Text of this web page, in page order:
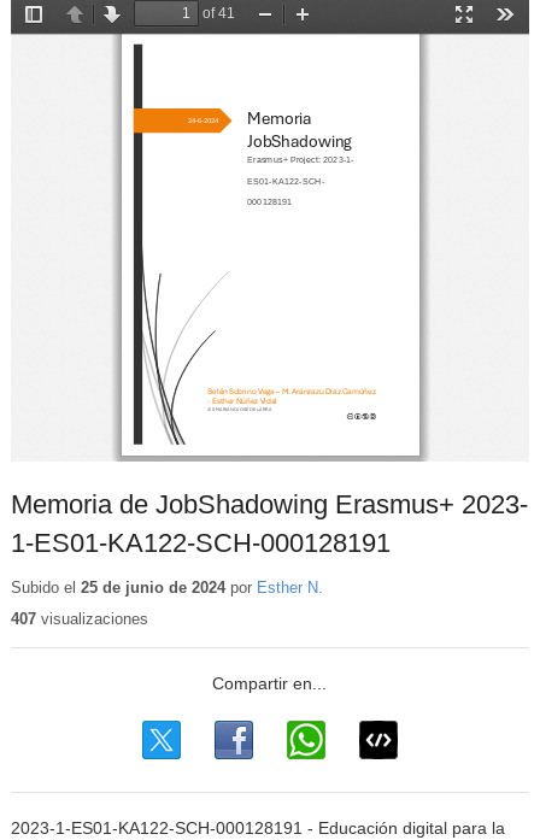
Memoria de JobShadowing Erasmus+ 2023-
1-ES01-KA122-SCH-000128191
Subido el 25 de junio de 2024por Esther N.
407visualizaciones
2023-1-ES01-KA122-SCH-000128191 - Educación digital para la